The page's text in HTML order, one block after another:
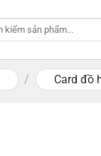
/ Card đồ